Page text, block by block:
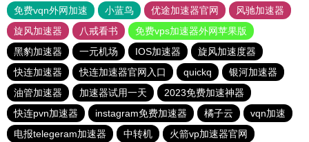
免费vqn外网加速
小蓝鸟 优途加速器官网
风驰加速器
旋风加速器
八戒看书
免费vps加速器外网苹果版
黑豹加速器
一元机场 IOS加速器
旋风加速度器
快连加速器
快连加速器官网入口 quickq
银河加速器
油管加速器
加速器试用一天
2023免费加速神器
快连pvn加速器
instagram免费加速器 橘子云
vqn加速
电报telegeram加速器
中转机 火箭vp加速器官网